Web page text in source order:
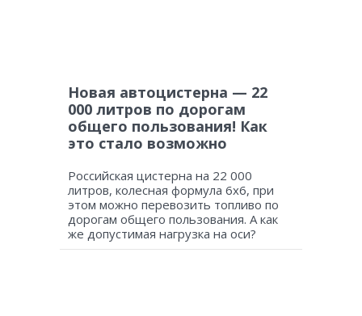
Новая автоцистерна — 22
000 литров по дорогам
общего пользования! Как
это стало возможно
Российская цистерна на 22 000
литров, колесная формула 6х6, при
этом можно перевозить топливо по
дорогам общего пользования. А как
же допустимая нагрузка на оси?